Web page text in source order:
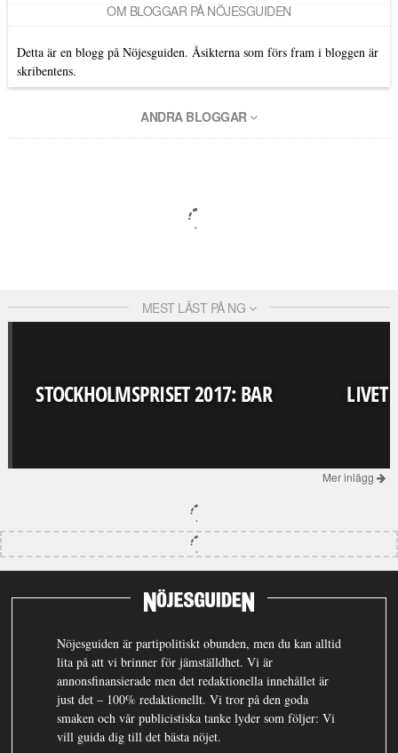
OM BLOGGAR PÅ NÖJESGUIDEN
Detta är en blogg på Nöjesguiden. Åsikterna som förs fram i bloggen är
skribentens.
ANDRA BLOGGAR
MEST LÄST PÅ NG
STOCKHOLMSPRISET 2017: BAR LIVET
Mer inlägg
Nöjesguiden är partipolitiskt obunden, men du kan alltid
lita på att vi brinner för jämställdhet. Vi är
annonsfinansierade men det redaktionella innehållet är
just det – 100% redaktionellt. Vi tror på den goda
smaken och vår publicistiska tanke lyder som följer: Vi
vill guida dig till det bästa nöjet.